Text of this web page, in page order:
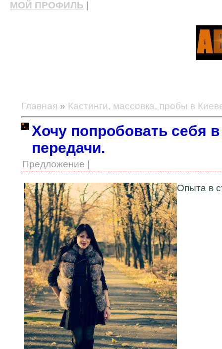
МОЙ ПРОФИЛЬ
Главная » Кастинги, массовка, пробы в
Хочу попробовать себя
передачи.
Предложение |
Опыта в